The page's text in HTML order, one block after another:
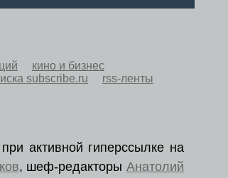
кино и бизнес
subscribe.ru
rss-ленты
активной гиперссылке на
, шеф-редакторыАнатолий